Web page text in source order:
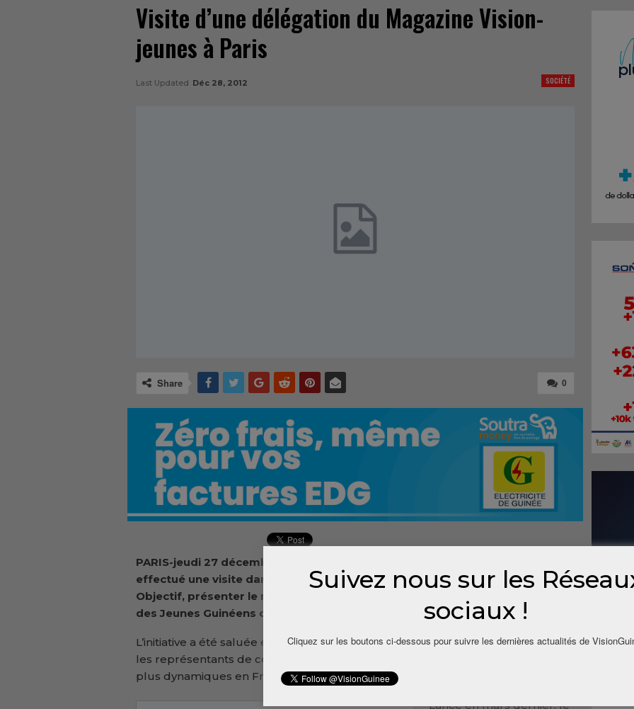
Visite d’une délégation du Magazine Vision-
jeunes à Paris
SOCIÉTÉ
Last Updated Déc 28, 2012
0
Share
PARIS-jeudi 27 décembre, une délégation du Magazine Vision-jeunes a
effectué une visite dans les locaux de l’Ambassade de Guinée en France.
Objectif, présenter le magazine à l’Ambassade, mais aussi à l’Association
des Jeunes Guinéens de France (AJGF).
L’initiative a été saluée et encouragée par les autorités guinéennes à Paris et
les représentants de cette association guinéenne qui, est sans doute l’une des
plus dynamiques en France.
Lancé en mars dernier, le
Suivez nous sur les
sociaux !
Cliquez sur les boutons ci-dessous pour suivre les dernières actualités de